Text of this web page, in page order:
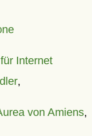
Internet
,
von Amiens,